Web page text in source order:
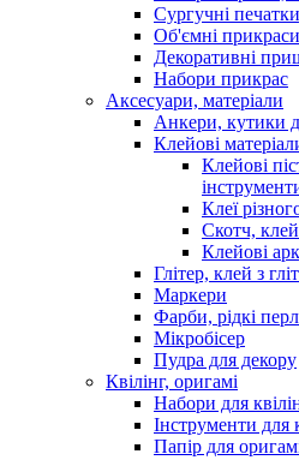
Сургучні
Об'ємні прикраси
Декоративні
Набори прикрас
Аксесуари, матеріали
Анкери, кутики
Клейові
Клейові
Клеї
Скотч,
Клейові
Глітер, клей з
Маркери
Фарби, рідкі
Мікробісер
Пудра для декору
Квілінг, оригамі
Набори для
Інструменти для
Папір для